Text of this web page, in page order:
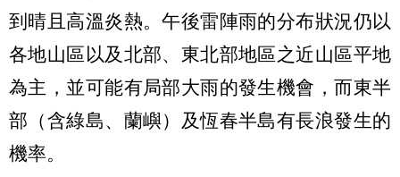
到晴且高溫炎熱。午後雷陣雨的分布狀況仍以
各地山區以及北部、東北部地區之近山區平地
為主，並可能有局部大雨的發生機會，而東半
部（含綠島、蘭嶼）及恆春半島有長浪發生的
機率。